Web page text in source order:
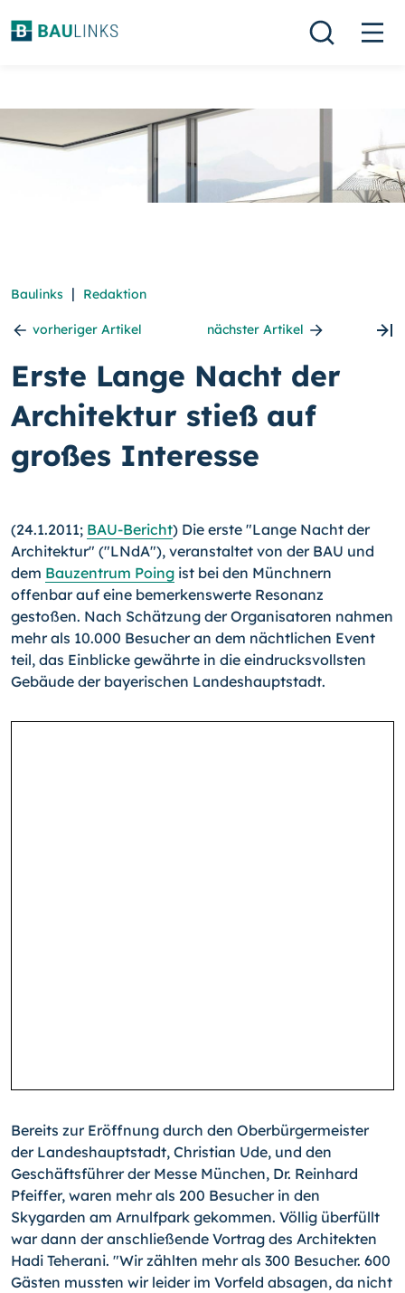
Baulinks | Redaktion
vorheriger Artikel nächster Artikel
Erste Lange Nacht der
Architektur stieß auf
großes Interesse
(24.1.2011; BAU-Bericht) Die erste "Lange Nacht der
Architektur" ("LNdA"), veranstaltet von der BAU und
dem Bauzentrum Poing ist bei den Münchnern
offenbar auf eine bemerkenswerte Resonanz
gestoßen. Nach Schätzung der Organisatoren nahmen
mehr als 10.000 Besucher an dem nächtlichen Event
teil, das Einblicke gewährte in die eindrucksvollsten
Gebäude der bayerischen Landeshauptstadt.
Bereits zur Eröffnung durch den Oberbürgermeister
der Landeshauptstadt, Christian Ude, und den
Geschäftsführer der Messe München, Dr. Reinhard
Pfeiffer, waren mehr als 200 Besucher in den
Skygarden am Arnulfpark gekommen. Völlig überfüllt
war dann der anschließende Vortrag des Architekten
Hadi Teherani. "Wir zählten mehr als 300 Besucher. 600
Gästen mussten wir leider im Vorfeld absagen, da nicht